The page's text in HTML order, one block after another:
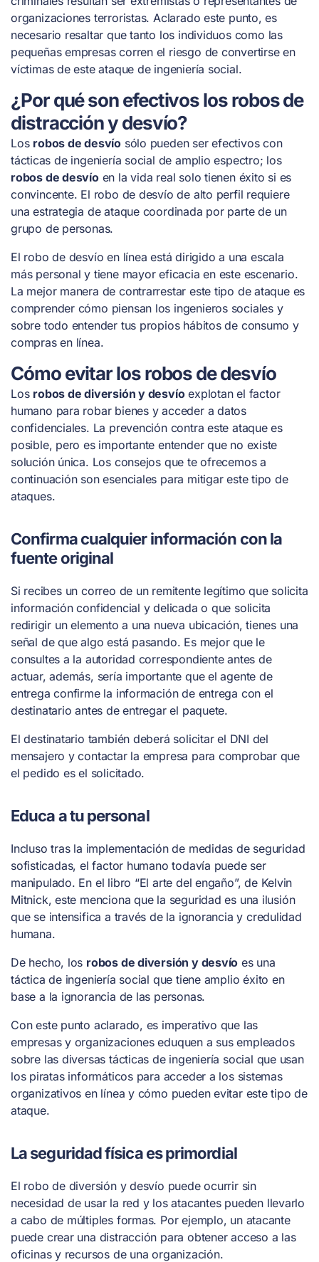
organizaciones terroristas. Aclarado este punto, es
necesario resaltar que tanto los individuos como las
pequeñas empresas corren el riesgo de convertirse en
víctimas de este ataque de ingeniería social.
¿Por qué son efectivos los robos de
distracción y desvío?
Los robos de desvíosólo pueden ser efectivos con
tácticas de ingeniería social de amplio espectro; los
robos de desvíoen la vida real solo tienen éxito si es
convincente. El robo de desvío de alto perfil requiere
una estrategia de ataque coordinada por parte de un
grupo de personas.
El robo de desvío en línea está dirigido a una escala
más personal y tiene mayor eficacia en este escenario.
La mejor manera de contrarrestar este tipo de ataque es
comprender cómo piensan los ingenieros sociales y
sobre todo entender tus propios hábitos de consumo y
compras en línea.
Cómo evitar los robos de desvío
Los robos de diversión y desvíoexplotan el factor
humano para robar bienes y acceder a datos
confidenciales. La prevención contra este ataque es
posible, pero es importante entender que no existe
solución única. Los consejos que te ofrecemos a
continuación son esenciales para mitigar este tipo de
ataques.
Confirma cualquier información con la
fuente original
Si recibes un correo de un remitente legítimo que solicita
información confidencial y delicada o que solicita
redirigir un elemento a una nueva ubicación, tienes una
señal de que algo está pasando. Es mejor que le
consultes a la autoridad correspondiente antes de
actuar, además, sería importante que el agente de
entrega confirme la información de entrega con el
destinatario antes de entregar el paquete.
El destinatario también deberá solicitar el DNI del
mensajero y contactar la empresa para comprobar que
el pedido es el solicitado.
Educa a tu personal
Incluso tras la implementación de medidas de seguridad
sofisticadas, el factor humano todavía puede ser
manipulado. En el libro “El arte del engaño”, de Kelvin
Mitnick, este menciona que la seguridad es una ilusión
que se intensifica a través de la ignorancia y credulidad
humana.
De hecho, los robos de diversión y desvío es una
táctica de ingeniería social que tiene amplio éxito en
base a la ignorancia de las personas.
Con este punto aclarado, es imperativo que las
empresas y organizaciones eduquen a sus empleados
sobre las diversas tácticas de ingeniería social que usan
los piratas informáticos para acceder a los sistemas
organizativos en línea y cómo pueden evitar este tipo de
ataque.
La seguridad física es primordial
El robo de diversión y desvío puede ocurrir sin
necesidad de usar la red y los atacantes pueden llevarlo
a cabo de múltiples formas. Por ejemplo, un atacante
puede crear una distracción para obtener acceso a las
oficinas y recursos de una organización.